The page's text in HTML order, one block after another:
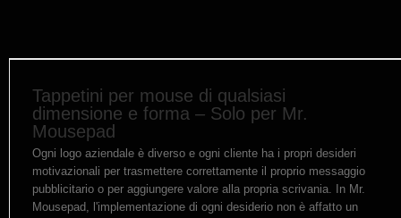
Tappetini per mouse di qualsiasi
dimensione e forma – Solo per Mr.
Mousepad
Ogni logo aziendale è diverso e ogni cliente ha i propri desideri
motivazionali per trasmettere correttamente il proprio messaggio
pubblicitario o per aggiungere valore alla propria scrivania. In Mr.
Mousepad, l'implementazione di ogni desiderio non è affatto un